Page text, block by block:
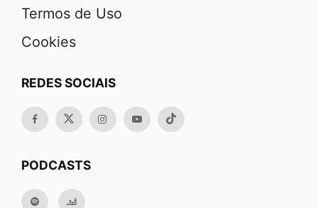
Termos de Uso
Cookies
REDES SOCIAIS
PODCASTS